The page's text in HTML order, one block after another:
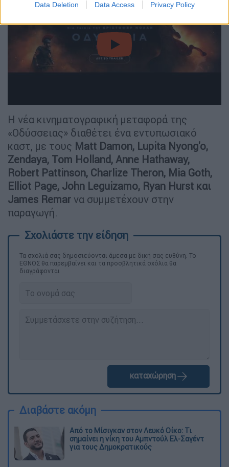
Data Deletion Data Access Privacy Policy
video
Η νέα κινηματογραφική μεταφορά της
«Οδύσσειας» διαθέτει ένα εντυπωσιακό
καστ, με τους Matt Damon, Lupita Nyong'o,
Zendaya, Tom Holland, Anne Hathaway,
Robert Pattinson, Charlize Theron, Mia Goth,
Elliot Page, John Leguizamo, Ryan Hurst και
James Remar να συμμετέχουν στην
παραγωγή.
Τα σχολιά σας δημοσιεύονται άμεσα με δική σας ευθύνη. Το
ΕΘΝΟΣ θα παρεμβαίνει και τα προσβλητικά σχόλια θα
διαγράφονται
καταχώρηση
Διαβάστε ακόμη
Από το Μίσιγκαν στον Λευκό Οίκο: Τι
σημαίνει η νίκη του Αμπντούλ Ελ-Σαγέντ
για τους Δημοκρατικούς